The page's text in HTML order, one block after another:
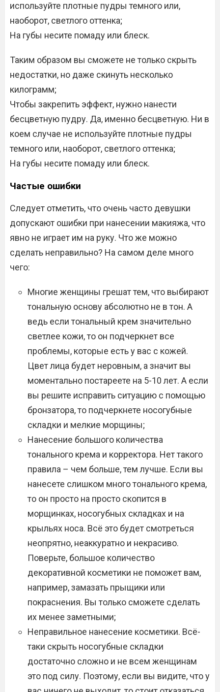
используйте плотные пудры темного или,
наоборот, светлого оттенка;
На губы несите помаду или блеск.
Таким образом вы сможете не только скрыть
недостатки, но даже скинуть несколько
килограмм;
Чтобы закрепить эффект, нужно нанести
бесцветную пудру. Да, именно бесцветную. Ни в
коем случае не используйте плотные пудры
темного или, наоборот, светлого оттенка;
На губы несите помаду или блеск.
Частые ошибки
Следует отметить, что очень часто девушки
допускают ошибки при нанесении макияжа, что
явно не играет им на руку. Что же можно
сделать неправильно? На самом деле много
чего:
Многие женщины грешат тем, что выбирают
тональную основу абсолютно не в тон. А
ведь если тональный крем значительно
светлее кожи, то он подчеркнет все
проблемы, которые есть у вас с кожей.
Цвет лица будет неровным, а значит вы
моментально постареете на 5-10 лет. А если
вы решите исправить ситуацию с помощью
бронзатора, то подчеркнете носогубные
складки и мелкие морщины;
Нанесение большого количества
тонального крема и корректора. Нет такого
правила – чем больше, тем лучше. Если вы
нанесете слишком много тонального крема,
то он просто на просто скопится в
морщинках, носогубных складках и на
крыльях носа. Всё это будет смотреться
неопрятно, неаккуратно и некрасиво.
Поверьте, большое количество
декоративной косметики не поможет вам,
например, замазать прыщики или
покраснения. Вы только сможете сделать
их менее заметными;
Неправильное нанесение косметики. Всё-
таки скрыть носогубные складки
достаточно сложно и не всем женщинам
это под силу. Поэтому, если вы видите, что у